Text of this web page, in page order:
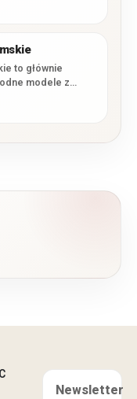
to głównie
modele z
Newsletter